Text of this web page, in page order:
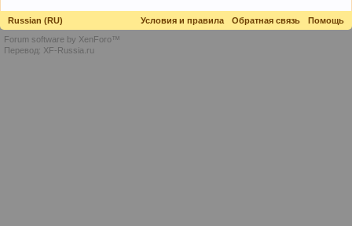
Russian (RU) Условия и правила Обратная связь
Помощь
Forum software by XenForo™
Перевод: XF-Russia.ru